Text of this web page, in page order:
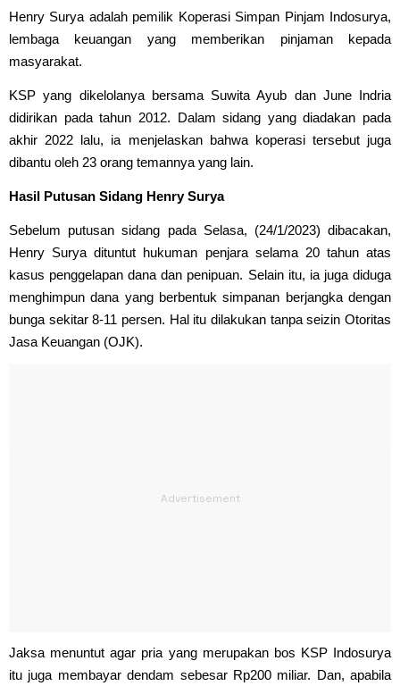
Henry Surya adalah pemilik Koperasi Simpan Pinjam Indosurya,
lembaga keuangan yang memberikan pinjaman kepada
masyarakat.
KSP yang dikelolanya bersama Suwita Ayub dan June Indria
didirikan pada tahun 2012. Dalam sidang yang diadakan pada
akhir 2022 lalu, ia menjelaskan bahwa koperasi tersebut juga
dibantu oleh 23 orang temannya yang lain.
Hasil Putusan Sidang Henry Surya
Sebelum putusan sidang pada Selasa, (24/1/2023) dibacakan,
Henry Surya dituntut hukuman penjara selama 20 tahun atas
kasus penggelapan dana dan penipuan. Selain itu, ia juga diduga
menghimpun dana yang berbentuk simpanan berjangka dengan
bunga sekitar 8-11 persen. Hal itu dilakukan tanpa seizin Otoritas
Jasa Keuangan (OJK).
Jaksa menuntut agar pria yang merupakan bos KSP Indosurya
itu juga membayar dendam sebesar Rp200 miliar. Dan, apabila